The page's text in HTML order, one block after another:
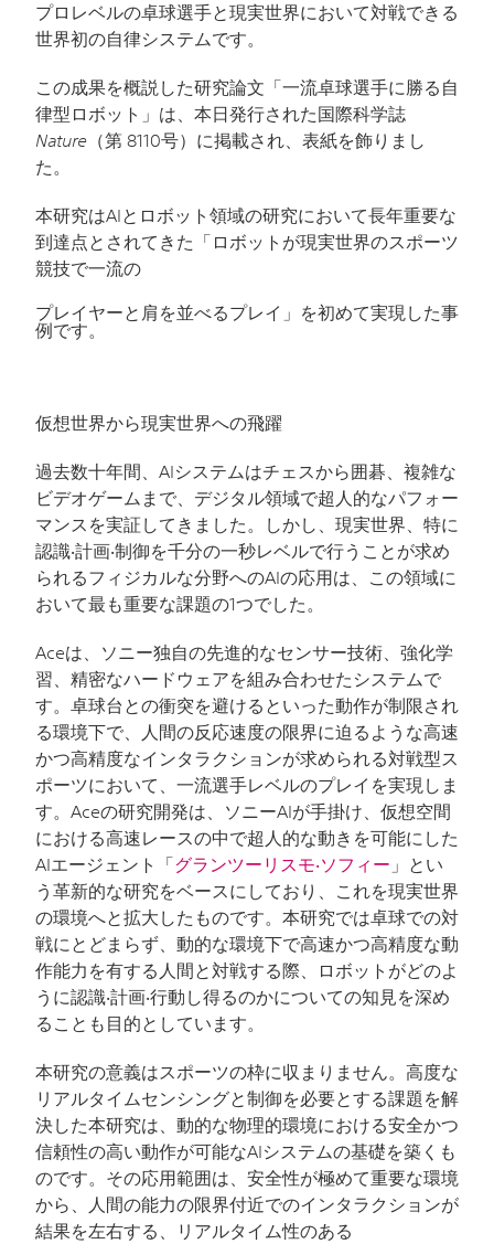
プロレベルの卓球選手と現実世界において対戦できる
世界初の自律システムです。
この成果を概説した研究論文「一流卓球選手に勝る自
律型ロボット」は、本日発行された国際科学誌
Nature （第 8110号）に掲載され、表紙を飾りまし
た。
本研究はAIとロボット領域の研究において長年重要な
到達点とされてきた「ロボットが現実世界のスポーツ
競技で一流の
プレイヤーと肩を並べるプレイ」を初めて実現した事
例です。
仮想世界から現実世界への飛躍
過去数十年間、 AIシステムはチェスから囲碁、複雑な
ビデオゲームまで、デジタル領域で超人的なパフォー
マンスを実証してきました。しかし、現実世界、特に
認識‧計画‧制御を千分の一秒レベルで行うことが求め
られるフィジカルな分野へのAIの応用は、この領域に
おいて最も重要な課題の1つでした。
Aceは、ソニー独自の先進的なセンサー技術、強化学
習、精密なハードウェアを組み合わせたシステムで
す。卓球台との衝突を避けるといった動作が制限され
る環境下で、人間の反応速度の限界に迫るような高速
かつ高精度なインタラクションが求められる対戦型ス
ポーツにおいて、一流選手レベルのプレイを実現しま
す。 Aceの研究開発は、ソニーAIが手掛け、仮想空間
における高速レースの中で超人的な動きを可能にした
AIエージェント「グランツーリスモ‧ソフィー 」とい
う革新的な研究をベースにしており、これを現実世界
の環境へと拡大したものです。本研究では卓球での対
戦にとどまらず、動的な環境下で高速かつ高精度な動
作能力を有する人間と対戦する際、ロボットがどのよ
うに認識‧計画‧行動し得るのかについての知見を深め
ることも目的としています。
本研究の意義はスポーツの枠に収まりません。高度な
リアルタイムセンシングと制御を必要とする課題を解
決した本研究は、動的な物理的環境における安全かつ
信頼性の高い動作が可能なAIシステムの基礎を築くも
のです。その応用範囲は、安全性が極めて重要な環境
から、人間の能力の限界付近でのインタラクションが
結果を左右する、リアルタイム性のある